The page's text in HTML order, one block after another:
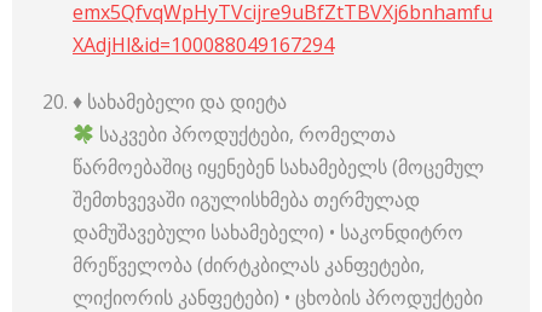
emx5QfvqWpHyTVcijre9uBfZtTBVXj6bnhamfu
XAdjHl&id=100088049167294
♦️ სახამებელი და დიეტა
საკვები პროდუქტები, რომელთა
წარმოებაშიც იყენებენ სახამებელს (მოცემულ
შემთხვევაში იგულისხმება თერმულად
დამუშავებული სახამებელი) • საკონდიტრო
მრეწველობა (ძირტკბილას კანფეტები,
ლიქიორის კანფეტები) • ცხობის პროდუქტები